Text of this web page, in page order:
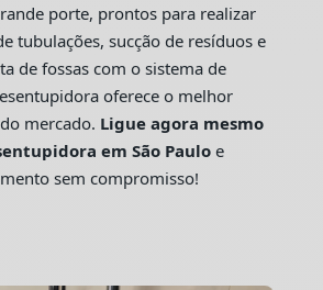
porte, prontos para realizar
tubulações, sucção de resíduos e
de fossas com o sistema de
oferece o melhor
mercado. Ligue agora mesmo
em São Pauloe
sem compromisso!